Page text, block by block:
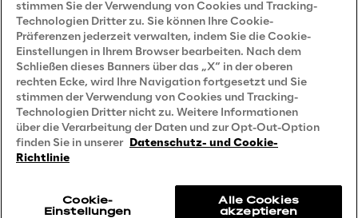
Accessibility Statement
Careers
Contacts
Reply © 2026
stimmen Sie der Verwendung von Cookies und Tracking-
Technologien Dritter zu. Sie können Ihre Cookie-
Präferenzen jederzeit verwalten, indem Sie die Cookie-
Einstellungen in Ihrem Browser bearbeiten. Nach dem
Schließen dieses Banners über das „X“ in der oberen
rechten Ecke, wird Ihre Navigation fortgesetzt und Sie
stimmen der Verwendung von Cookies und Tracking-
Technologien Dritter nicht zu. Weitere Informationen
über die Verarbeitung der Daten und zur Opt-Out-Option
finden Sie in unserer Datenschutz- und Cookie-
Richtlinie
Cookie-
Einstellungen
Alle Cookies
akzeptieren